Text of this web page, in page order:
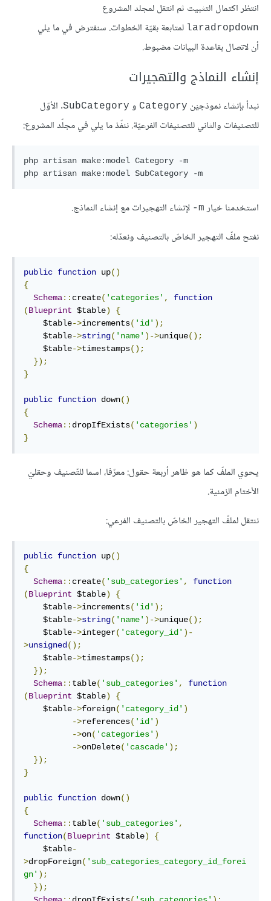
انتظر اكتمال التثبيت ثم انتقل لمجلد المشروع
laradropdown لمتابعة بقيّة الخطوات. سنفترض في ما يلي
أن لاتصال بقاعدة البيانات مضبوط.
إنشاء النماذج والتهجيرات
نبدأ بإنشاء نموذجيْن Category و SubCategory. الأوّل
للتصنيفات والثاني للتصنيفات الفرعيّة. ننفّذ ما يلي في مجلّد المشروع:
php artisan make:model Category -m
php artisan make:model SubCategory -m
استخدمنا خيار m-
لإنشاء التهجيرات مع إنشاء النماذج.
نفتح ملفّ التهجير الخاصّ بالتصنيف ونعدّله:
public function up()
{
Schema:: create( 'categories' ,
function
(Blueprint $table)
{
    $table
->increments( 'id' );
    $table
->string( 'name' )->unique();
    $table
->timestamps();
});
}
public function down()
{
Schema:: dropIfExists( 'categories' )
}
يحوي الملفّ كما هو ظاهر أربعة حقول: معرّفا، اسما للتّصنيف وحقليْ
الأختام الزمنية.
ننتقل لملفّ التهجير الخاصّ بالتصنيف الفرعي:
public function up()
{
Schema:: create( 'sub_categories' ,
function
(Blueprint $table)
{
    $table
->increments( 'id' );
    $table
->string( 'name' )->unique();
    $table
->integer( 'category_id' )-
>unsigned ();
    $table
->timestamps();
});
Schema:: table( 'sub_categories' ,
function
(Blueprint $table)
{
    $table
->foreign( 'category_id' )
->references( 'id' )
->on( 'categories' )
->onDelete( 'cascade' );
});
}
public function down()
{
Schema:: table( 'sub_categories' ,
function(Blueprint $table)
{
    $table
-
>dropForeign( 'sub_categories_category_id_forei
gn' );
});